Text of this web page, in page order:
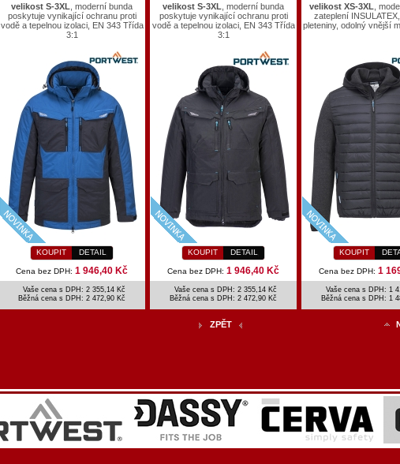
velikost S-3XL , moderní bunda
poskytuje vynikající ochranu proti
vodě a tepelnou izolaci, EN 343 Třída
3:1
KOUPIT DETAIL
Cena bez DPH: 1 946,40 Kč
Vaše cena s DPH: 2 355,14 Kč
Běžná cena s DPH: 2 472,90 Kč
velikost S-3XL , moderní bunda
poskytuje vynikající ochranu proti
vodě a tepelnou izolaci, EN 343 Třída
3:1
KOUPIT DETAIL
Cena bez DPH: 1 946,40 Kč
Vaše cena s DPH: 2 355,14 Kč
Běžná cena s DPH: 2 472,90 Kč
velikost XS-3XL ,
zateplení
pleteniny, odolný vnější
KOUPIT
Cena bez DPH: 1
Vaše cena s DPH: 1
Běžná cena s DPH: 1
ZPĚT